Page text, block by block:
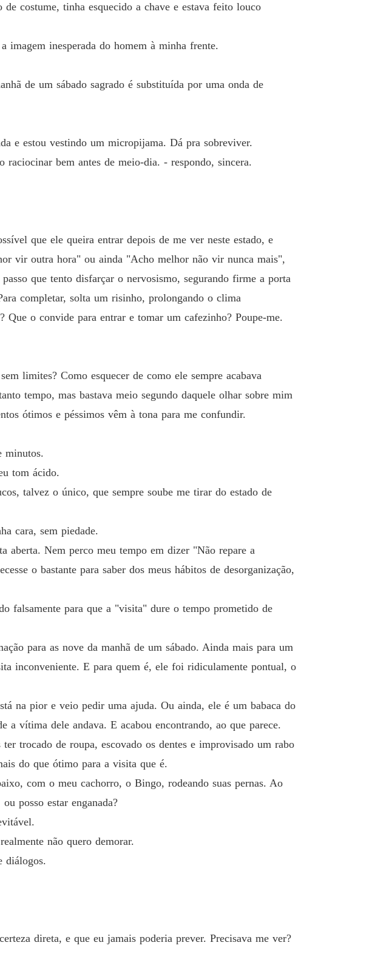
costume, tinha esquecido a chave e estava feito louco
imagem inesperada do homem à minha frente.
de um sábado sagrado é substituída por uma onda de
e estou vestindo um micropijama. Dá pra sobreviver.
raciocinar bem antes de meio-dia. - respondo, sincera.
que ele queira entrar depois de me ver neste estado, e
vir outra hora" ou ainda "Acho melhor não vir nunca mais",
que tento disfarçar o nervosismo, segurando firme a porta
completar, solta um risinho, prolongando o clima
Que o convide para entrar e tomar um cafezinho? Poupe-me.
limites? Como esquecer de como ele sempre acabava
tempo, mas bastava meio segundo daquele olhar sobre mim
ótimos e péssimos vêm à tona para me confundir.
minutos.
tom ácido.
talvez o único, que sempre soube me tirar do estado de
cara, sem piedade.
aberta. Nem perco meu tempo em dizer "Não repare a
o bastante para saber dos meus hábitos de desorganização,
falsamente para que a "visita" dure o tempo prometido de
para as nove da manhã de um sábado. Ainda mais para um
inconveniente. E para quem é, ele foi ridiculamente pontual, o
na pior e veio pedir uma ajuda. Ou ainda, ele é um babaca do
a vítima dele andava. E acabou encontrando, ao que parece.
trocado de roupa, escovado os dentes e improvisado um rabo
do que ótimo para a visita que é.
com o meu cachorro, o Bingo, rodeando suas pernas. Ao
posso estar enganada?
não quero demorar.
diálogos.
direta, e que eu jamais poderia prever. Precisava me ver?